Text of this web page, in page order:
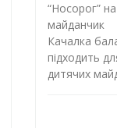
“Носорог”
майданчик
Качалка
підходить
дитячих